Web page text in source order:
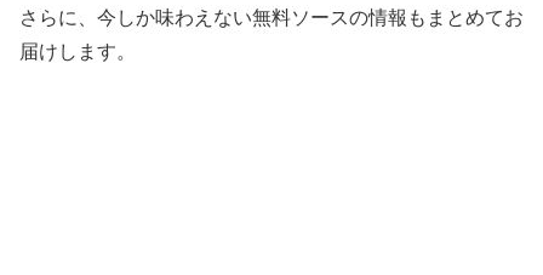
さらに、今しか味わえない無料ソースの情報もまとめてお
届けします。